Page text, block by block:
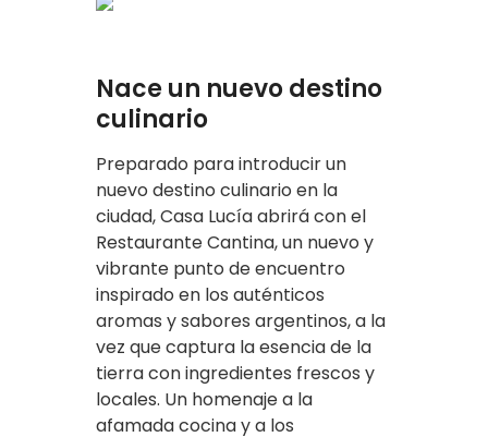
Nace un nuevo destino
culinario
Preparado para introducir un
nuevo destino culinario en la
ciudad, Casa Lucía abrirá con el
Restaurante Cantina, un nuevo y
vibrante punto de encuentro
inspirado en los auténticos
aromas y sabores argentinos, a la
vez que captura la esencia de la
tierra con ingredientes frescos y
locales. Un homenaje a la
afamada cocina y a los